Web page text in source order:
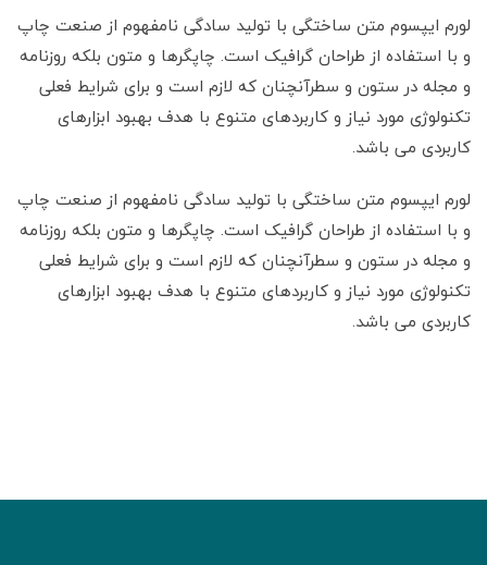
لورم ایپسوم متن ساختگی با تولید سادگی نامفهوم از صنعت چاپ
و با استفاده از طراحان گرافیک است. چاپگرها و متون بلکه روزنامه
و مجله در ستون و سطرآنچنان که لازم است و برای شرایط فعلی
تکنولوژی مورد نیاز و کاربردهای متنوع با هدف بهبود ابزارهای
کاربردی می باشد.
لورم ایپسوم متن ساختگی با تولید سادگی نامفهوم از صنعت چاپ
و با استفاده از طراحان گرافیک است. چاپگرها و متون بلکه روزنامه
و مجله در ستون و سطرآنچنان که لازم است و برای شرایط فعلی
تکنولوژی مورد نیاز و کاربردهای متنوع با هدف بهبود ابزارهای
کاربردی می باشد.